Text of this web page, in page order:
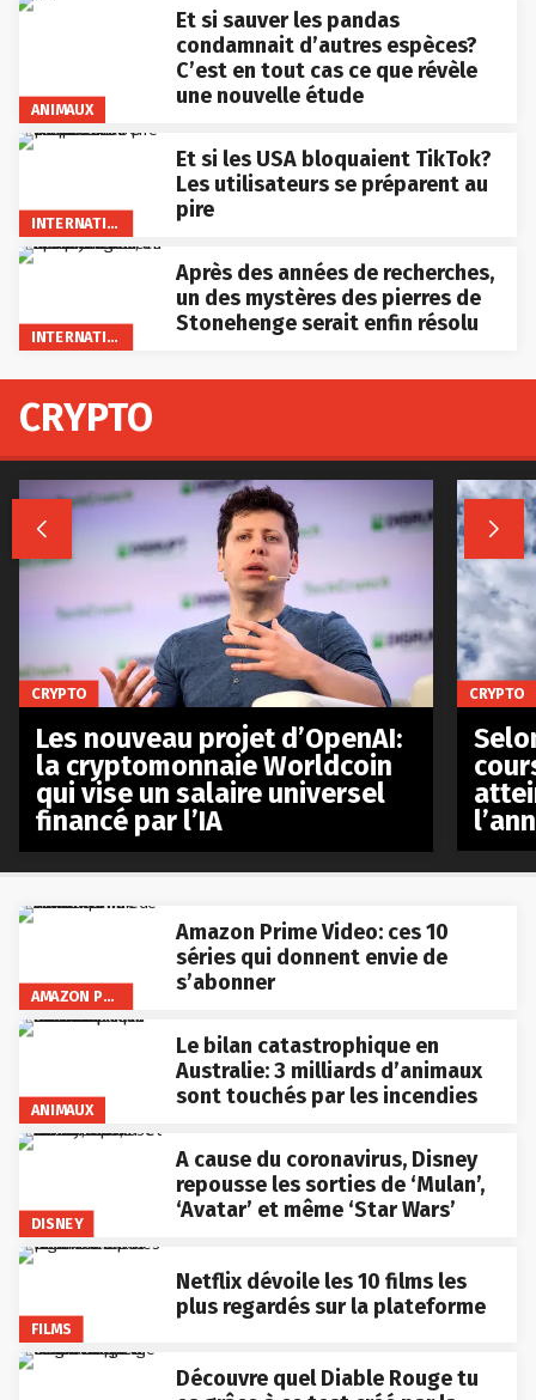
ANIMAUX
Et si sauver les pandas
condamnait d’autres espèces?
C’est en tout cas ce que révèle
une nouvelle étude
INTERNATIONAL
Et si les USA bloquaient TikTok?
Les utilisateurs se préparent au
pire
INTERNATIONAL
Après des années de recherches,
un des mystères des pierres de
Stonehenge serait enfin résolu
AMAZON PRIME VIDEO
Amazon Prime Video: ces 10
séries qui donnent envie de
s’abonner
ANIMAUX
Le bilan catastrophique en
Australie: 3 milliards d’animaux
sont touchés par les incendies
DISNEY
A cause du coronavirus, Disney
repousse les sorties de ‘Mulan’,
‘Avatar’ et même ‘Star Wars’
FILMS
Netflix dévoile les 10 films les
plus regardés sur la plateforme
Découvre quel Diable Rouge tu
CRYPTO
 
CRYPTO
Les nouveau projet d’OpenAI:
la cryptomonnaie Worldcoin
qui vise un salaire universel
financé par l’IA
CRYPTO